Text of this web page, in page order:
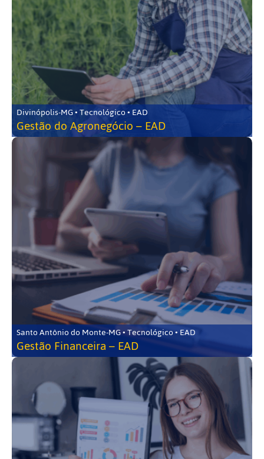
Divinópolis-MG • Tecnológico • EAD
Gestão do Agronegócio – EAD
Santo Antônio do Monte-MG • Tecnológico • EAD
Gestão Financeira – EAD